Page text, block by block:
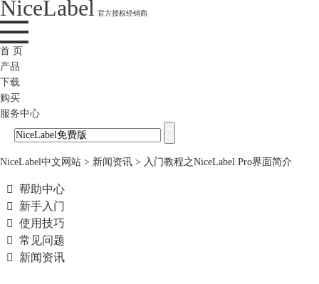
NiceLabel 官方授权经销商
首 页
产品
下载
购买
服务中心
NiceLabel中文网站 > 新闻资讯 > 入门教程之NiceLabel Pro界面简介
 帮助中心

新手入门
 使用技巧
 常见问题

新闻资讯